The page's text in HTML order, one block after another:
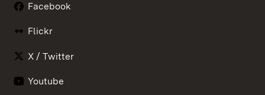
Facebook
Flickr
X / Twitter
Youtube